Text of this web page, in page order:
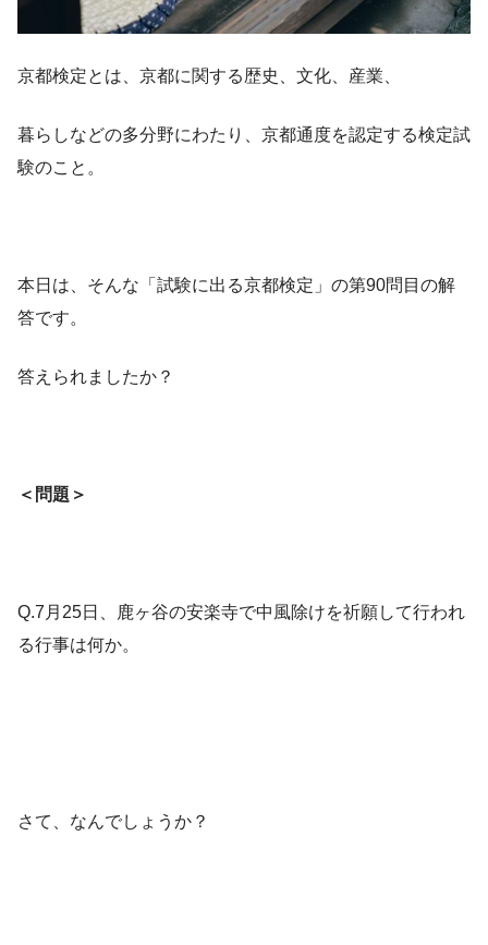
京都検定とは、京都に関する歴史、文化、産業、
暮らしなどの多分野にわたり、京都通度を認定する検定試
験のこと。
本日は、そんな「試験に出る京都検定」の第90問目の解
答です。
答えられましたか？
＜問題＞
Q.7月25日、鹿ヶ谷の安楽寺で中風除けを祈願して行われ
る行事は何か。
さて、なんでしょうか？